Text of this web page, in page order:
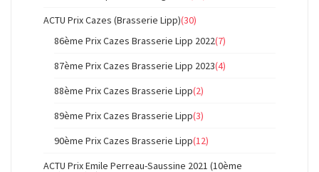
ACTU Prix Cazes (Brasserie Lipp)(30)
86ème Prix Cazes Brasserie Lipp 2022(7)
87ème Prix Cazes Brasserie Lipp 2023(4)
88ème Prix Cazes Brasserie Lipp(2)
89ème Prix Cazes Brasserie Lipp(3)
90ème Prix Cazes Brasserie Lipp(12)
ACTU Prix Emile Perreau-Saussine 2021 (10ème